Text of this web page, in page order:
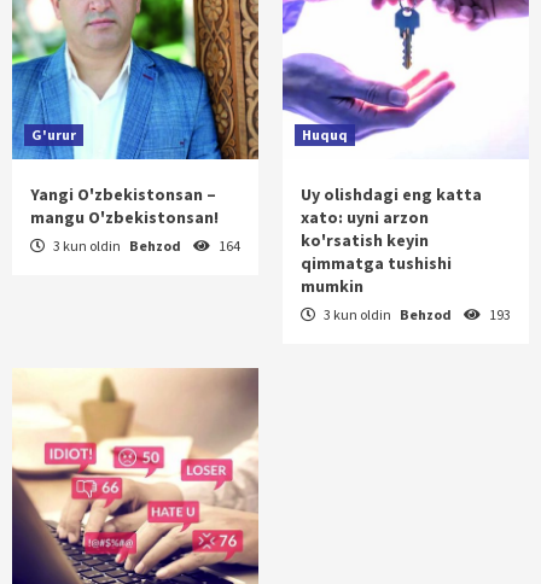
G'urur
Yangi O'zbekistonsan –
mangu O'zbekistonsan!
3 kun oldin Behzod 164
Huquq
Uy olishdagi eng katta
xato: uyni arzon
ko'rsatish keyin
qimmatga tushishi
mumkin
3 kun oldin Behzod 193